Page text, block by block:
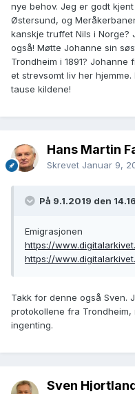
nye behov. Jeg er godt
Østersund, og
kanskje truffet Nils i Norge?
også! Møtte Johanne sin
Trondheim i 1891?
et strevsomt liv her
tause kildene!
Hans Martin
Skrevet Januar 9,
På 9.1.2019 den
Emigrasjonen
https://
https://
Takk for denne også Sven.
protokollene fra Trondheim,
ingenting.
Sven